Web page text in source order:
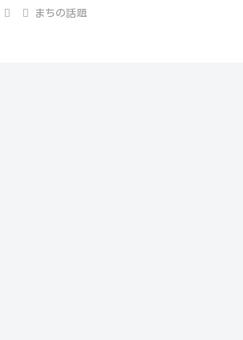
まちの話題